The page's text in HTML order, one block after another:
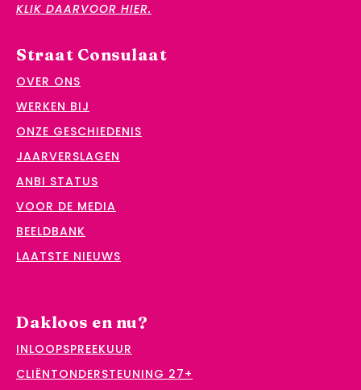
KLIK DAARVOOR HIER.
Straat Consulaat
OVER ONS
WERKEN BIJ
ONZE GESCHIEDENIS
JAARVERSLAGEN
ANBI STATUS
VOOR DE MEDIA
BEELDBANK
LAATSTE NIEUWS
Dakloos en nu?
INLOOPSPREEKUUR
CLIËNTONDERSTEUNING 27+